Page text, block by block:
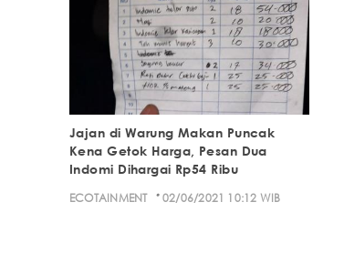
Jajan di Warung Makan Puncak
Kena Getok Harga, Pesan Dua
Indomi Dihargai Rp54 Ribu
ECOTAINMENT · 02/06/2021 10:12 WIB